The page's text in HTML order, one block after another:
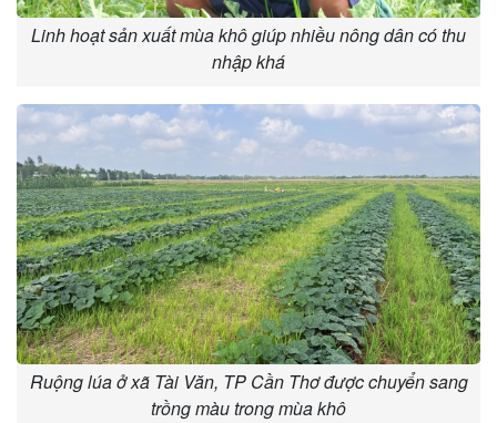
Linh hoạt sản xuất mùa khô giúp nhiều nông dân có thu
nhập khá
Ruộng lúa ở xã Tài Văn, TP Cần Thơ được chuyển sang
trồng màu trong mùa khô